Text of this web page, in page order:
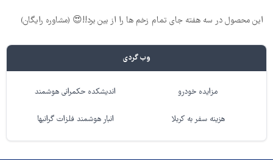
این محصول در سه هفته جای تمام زخم ها را از بین برد!!😍 (مشاوره رایگان)
وب گردی
مزایده خودرو اندیشکده حکمرانی هوشمند
هزینه سفر به کربلا انبار هوشمند فلزات گرانبها